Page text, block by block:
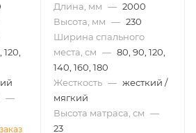
—
Длина, мм — 2000
Высота, мм — 230
Ширина спального
места, см — 80, 90, 120,
140, 160, 180
Жесткость — жесткий /
мягкий
Высота матраса, см —
23